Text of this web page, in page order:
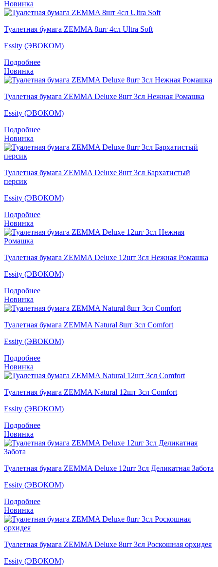
Новинка
Туалетная бумага ZEMMA 8шт 4сл Ultra Soft
Essity (ЭВОКОМ)
Подробнее
Новинка
Туалетная бумага ZEMMA Deluxe 8шт 3сл Нежная Ромашка
Essity (ЭВОКОМ)
Подробнее
Новинка
Туалетная бумага ZEMMA Deluxe 8шт 3сл Бархатистый
персик
Essity (ЭВОКОМ)
Подробнее
Новинка
Туалетная бумага ZEMMA Deluxe 12шт 3сл Нежная Ромашка
Essity (ЭВОКОМ)
Подробнее
Новинка
Туалетная бумага ZEMMA Natural 8шт 3сл Comfort
Essity (ЭВОКОМ)
Подробнее
Новинка
Туалетная бумага ZEMMA Natural 12шт 3сл Comfort
Essity (ЭВОКОМ)
Подробнее
Новинка
Туалетная бумага ZEMMA Deluxe 12шт 3сл Деликатная Забота
Essity (ЭВОКОМ)
Подробнее
Новинка
Туалетная бумага ZEMMA Deluxe 8шт 3сл Роскошная орхидея
Essity (ЭВОКОМ)